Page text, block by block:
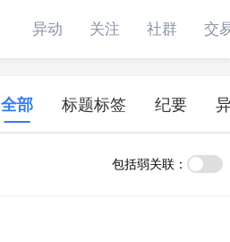
异动 关注 社群 交
全部 标题标签 纪要
包括弱关联：